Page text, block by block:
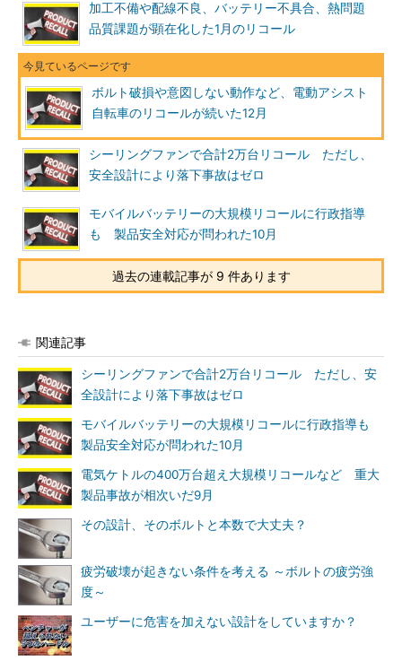
加工不備や配線不良、バッテリー不具合、熱問題
品質課題が顕在化した1月のリコール
ボルト破損や意図しない動作など、電動アシスト
自転車のリコールが続いた12月
シーリングファンで合計2万台リコール ただし、
安全設計により落下事故はゼロ
モバイルバッテリーの大規模リコールに行政指導
も 製品安全対応が問われた10月
過去の連載記事が 9 件あります
関連記事
シーリングファンで合計2万台リコール ただし、安
全設計により落下事故はゼロ
モバイルバッテリーの大規模リコールに行政指導も
製品安全対応が問われた10月
電気ケトルの400万台超え大規模リコールなど 重大
製品事故が相次いだ9月
その設計、そのボルトと本数で大丈夫？
疲労破壊が起きない条件を考える ～ボルトの疲労強
度～
ユーザーに危害を加えない設計をしていますか？